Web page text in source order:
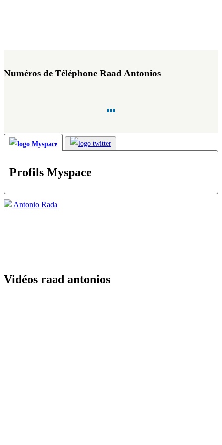
Numéros de Téléphone Raad Antonios
Profils Myspace
Antonio Rada
Vidéos raad antonios